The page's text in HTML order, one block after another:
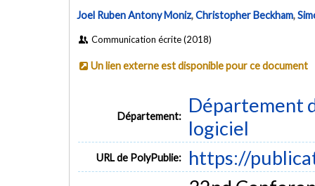
Joel Ruben Antony Moniz,Christopher Beckham,
Communication écrite (2018)
Un lien externe est disponible pour ce document
Département:
Département
logiciel
URL de PolyPublie: https://